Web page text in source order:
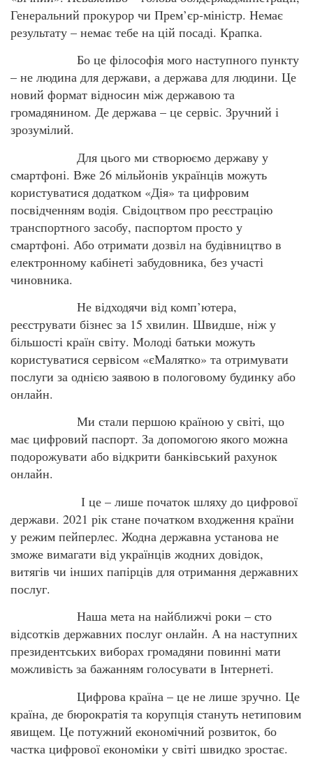
Генеральний прокурор чи Прем’єр-міністр. Немає
результату – немає тебе на цій посаді. Крапка.
Бо це філософія мого наступного пункту
– не людина для держави, а держава для людини. Це
новий формат відносин між державою та
громадянином. Де держава – це сервіс. Зручний і
зрозумілий.
Для цього ми створюємо державу у
смартфоні. Вже 26 мільйонів українців можуть
користуватися додатком «Дія» та цифровим
посвідченням водія. Свідоцтвом про реєстрацію
транспортного засобу, паспортом просто у
смартфоні. Або отримати дозвіл на будівництво в
електронному кабінеті забудовника, без участі
чиновника.
Не відходячи від комп’ютера,
реєструвати бізнес за 15 хвилин. Швидше, ніж у
більшості країн світу. Молоді батьки можуть
користуватися сервісом «єМалятко» та отримувати
послуги за однією заявою в пологовому будинку або
онлайн.
Ми стали першою країною у світі, що
має цифровий паспорт. За допомогою якого можна
подорожувати або відкрити банківський рахунок
онлайн.
І це – лише початок шляху до цифрової
держави. 2021 рік стане початком входження країни
у режим пейперлес. Жодна державна установа не
зможе вимагати від українців жодних довідок,
витягів чи інших папірців для отримання державних
послуг.
Наша мета на найближчі роки – сто
відсотків державних послуг онлайн. А на наступних
президентських виборах громадяни повинні мати
можливість за бажанням голосувати в Інтернеті.
Цифрова країна – це не лише зручно. Це
країна, де бюрократія та корупція стануть нетиповим
явищем. Це потужний економічний розвиток, бо
частка цифрової економіки у світі швидко зростає.